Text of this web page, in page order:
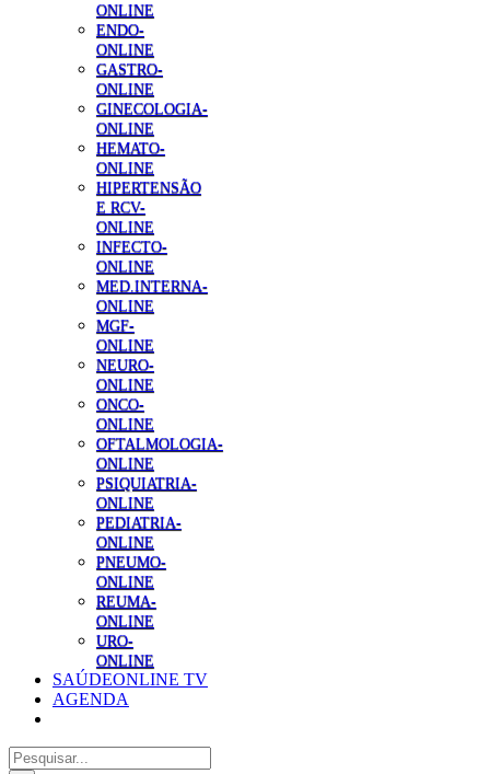
ONLINE
ENDO-
ONLINE
GASTRO-
ONLINE
GINECOLOGIA-
ONLINE
HEMATO-
ONLINE
HIPERTENSÃO
E RCV-
ONLINE
INFECTO-
ONLINE
MED.INTERNA-
ONLINE
MGF-
ONLINE
NEURO-
ONLINE
ONCO-
ONLINE
OFTALMOLOGIA-
ONLINE
PSIQUIATRIA-
ONLINE
PEDIATRIA-
ONLINE
PNEUMO-
ONLINE
REUMA-
ONLINE
URO-
ONLINE
SAÚDEONLINE TV
AGENDA
Pesquisar